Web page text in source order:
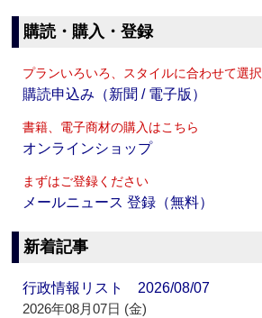
購読・購入・登録
プランいろいろ、スタイルに合わせて選択
購読申込み（新聞 / 電子版）
書籍、電子商材の購入はこちら
オンラインショップ
まずはご登録ください
メールニュース 登録（無料）
新着記事
行政情報リスト 2026/08/07
2026年08月07日 (金)